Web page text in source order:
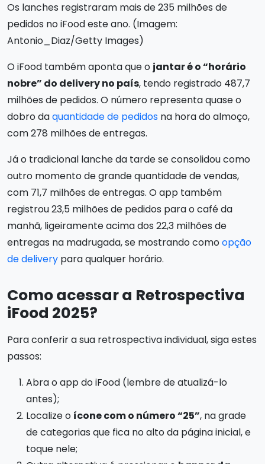
Os lanches registraram mais de 235 milhões de
pedidos no iFood este ano. (Imagem:
Antonio_Diaz/Getty Images)
O iFood também aponta que o jantar é o “horário
nobre” do delivery no país, tendo registrado 487,7
milhões de pedidos. O número representa quase o
dobro daquantidade de pedidos na hora do almoço,
com 278 milhões de entregas.
Já o tradicional lanche da tarde se consolidou como
outro momento de grande quantidade de vendas,
com 71,7 milhões de entregas. O app também
registrou 23,5 milhões de pedidos para o café da
manhã, ligeiramente acima dos 22,3 milhões de
entregas na madrugada, se mostrando comoopção
de delivery para qualquer horário.
Como acessar a Retrospectiva
iFood 2025?
Para conferir a sua retrospectiva individual, siga estes
passos:
Abra o app do iFood (lembre de atualizá-lo
antes);
Localize o ícone com o número “25”, na grade
de categorias que fica no alto da página inicial, e
toque nele;